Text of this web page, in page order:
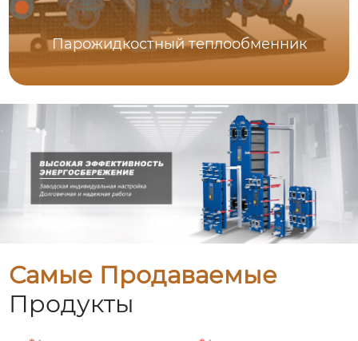
Парожидкостный теплообменник
Самые Продаваемые
Продукты